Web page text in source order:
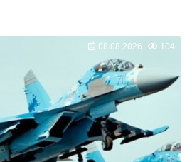
08.08.2026 104